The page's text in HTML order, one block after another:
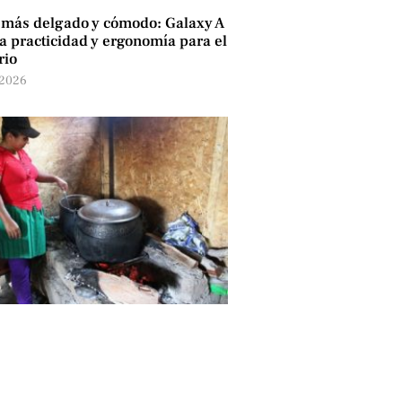
delgado y cómodo: Galaxy A
practicidad y ergonomía para el